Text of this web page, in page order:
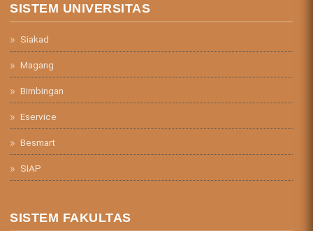
SISTEM UNIVERSITAS
Siakad
Magang
Bimbingan
Eservice
Besmart
SIAP
SISTEM FAKULTAS